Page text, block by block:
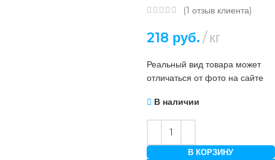
(1 отзыв клиента)
218 руб. кг
Реальный вид товара может
отличаться от фото на сайте
В наличии
В КОРЗИНУ